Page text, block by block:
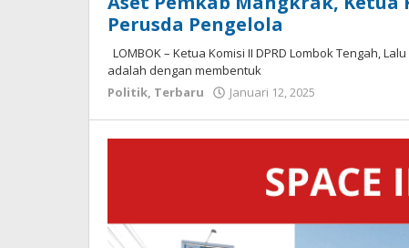
Perusda Pengelola
LOMBOK – Ketua Komisi II DPRD Lombok Tengah,
adalah dengan membentuk
Politik, Terbaru Januari 12, 2025